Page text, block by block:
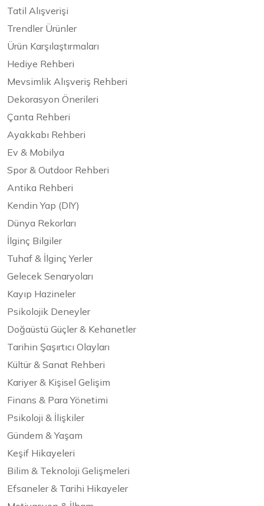
Tatil Alışverişi
Trendler Ürünler
Ürün Karşılaştırmaları
Hediye Rehberi
Mevsimlik Alışveriş Rehberi
Dekorasyon Önerileri
Çanta Rehberi
Ayakkabı Rehberi
Ev & Mobilya
Spor & Outdoor Rehberi
Antika Rehberi
Kendin Yap (DIY)
Dünya Rekorları
İlginç Bilgiler
Tuhaf & İlginç Yerler
Gelecek Senaryoları
Kayıp Hazineler
Psikolojik Deneyler
Doğaüstü Güçler & Kehanetler
Tarihin Şaşırtıcı Olayları
Kültür & Sanat Rehberi
Kariyer & Kişisel Gelişim
Finans & Para Yönetimi
Psikoloji & İlişkiler
Gündem & Yaşam
Keşif Hikayeleri
Bilim & Teknoloji Gelişmeleri
Efsaneler & Tarihi Hikayeler